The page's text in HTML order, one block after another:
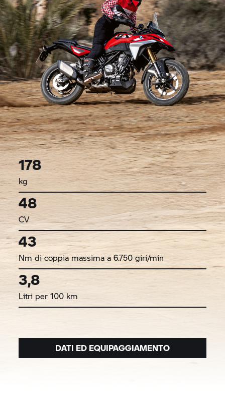
178
kg
48
CV
43
Nm di coppia massima a 6.750 giri/min
3,8
Litri per 100 km
DATI ED EQUIPAGGIAMENTO